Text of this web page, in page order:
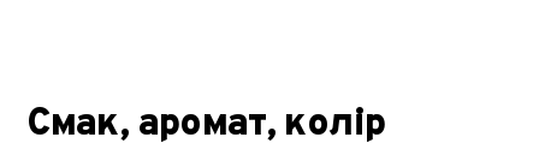
Смак, аромат, колір